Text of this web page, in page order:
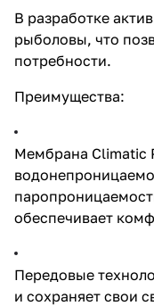
В разработке
рыболовы, что
потребности.
Преимущества:
Мембрана Climatic
обеспечивает
Передовые
и сохраняет свои